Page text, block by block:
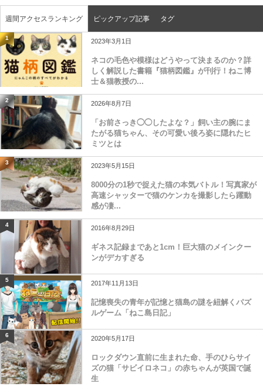
週間アクセスランキング ピックアップ記事 タグ
1 2023年3月1日
ネコの毛色や模様はどうやって決まるのか？詳
しく解説した書籍『猫柄図鑑』が刊行！ねこ博
士＆猫教授の...
2 2026年8月7日
「お前さっき◯◯したよな？」飼い主の腕にま
たがる猫ちゃん、その可愛い後ろ姿に隠れたヒ
ミツとは
3 2023年5月15日
8000分の1秒で捉えた猫の本気バトル！写真家が
高速シャッターで猫のケンカを撮影したら躍動
感が凄...
4 2016年8月29日
ギネス記録まであと1cm！巨大猫のメインクー
ンがデカすぎる
5 2017年11月13日
記憶喪失の青年が記憶と猫島の謎を紐解くパズ
ルゲーム「ねこ島日記」
6 2020年5月17日
ロックダウン直前に生まれた命、手のひらサイ
ズの猫「サビイロネコ」の赤ちゃんが英国で誕
生